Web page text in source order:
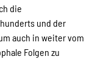
die
und der
auch in weiter vom
Folgen zu